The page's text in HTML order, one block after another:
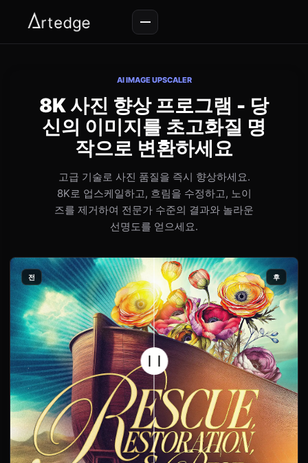
AI IMAGE UPSCALER
8K 사진 향상 프로그램 - 당
신의 이미지를 초고화질 명
작으로 변환하세요
고급 기술로 사진 품질을 즉시 향상하세요.
8K로 업스케일하고, 흐림을 수정하고, 노이
즈를 제거하여 전문가 수준의 결과와 놀라운
선명도를 얻으세요.
전 후